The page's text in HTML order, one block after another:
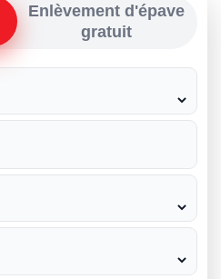
Enlèvement d'épave
gratuit